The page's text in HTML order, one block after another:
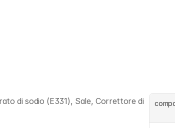
di sodio (E331), Sale, Correttore di